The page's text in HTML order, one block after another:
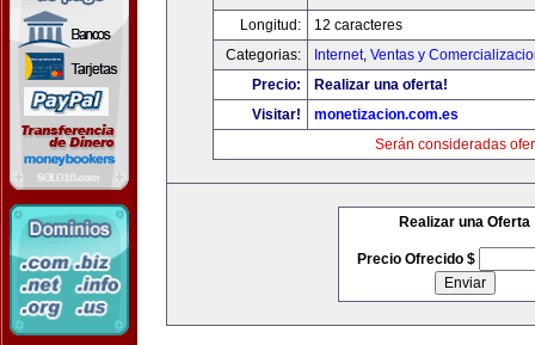
Longitud:
12 caracteres
Categorias:
Internet, Ventas y
Precio:
Realizar una oferta!
Visitar!
monetizacion.com.es
Serán consideradas
Realizar una Oferta
Precio Ofrecido $